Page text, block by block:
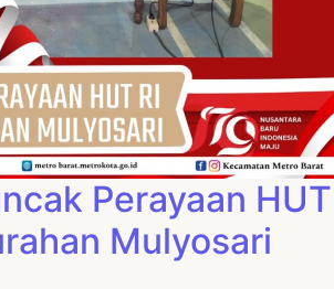
Perayaan HUT
Mulyosari